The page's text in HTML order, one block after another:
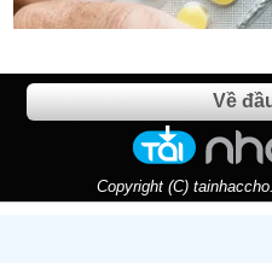
Về
Copyright (C)